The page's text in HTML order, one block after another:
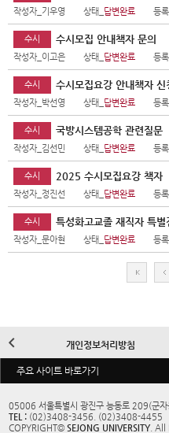
작성자_기우영 상태_ 답변완료 등
수시 수시모집 안내책자 문의
작성자_이고은 상태_ 답변완료 등
수시 수시모집요강 안내책자 신
작성자_박선영 상태_ 답변완료 등
수시 국방시스템공학 관련질문
작성자_김선민 상태_ 답변완료 등
수시 2025 수시모집요강 책자
작성자_정진선 상태_ 답변완료 등
수시 특성화고교졸 재직자 특별
작성자_문아현 상태_ 답변완료 등
처
이
개인정보처리방침
규정/예결산공고
교내전화번호
주요 사이트 바로가기
05006 서울특별시 광진구 능동로 209(군자
TEL : (02)3408-3456. (02)3408-
COPYRIGHT© SEJONG UNIVERSITY . All